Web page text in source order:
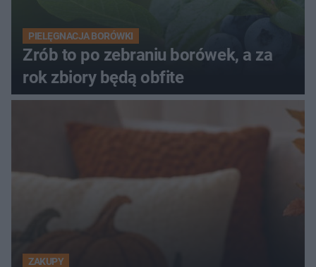
PIELĘGNACJA BORÓWKI
Zrób to po zebraniu borówek, a za
rok zbiory będą obfite
ZAKUPY